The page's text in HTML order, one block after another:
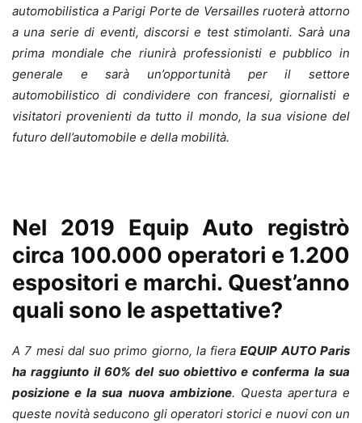
automobilistica a Parigi Porte de Versailles ruoterà attorno
a una serie di eventi, discorsi e test stimolanti. Sarà una
prima mondiale che riunirà professionisti e pubblico in
generale e sarà un’opportunità per il settore
automobilistico di condividere con francesi, giornalisti e
visitatori provenienti da tutto il mondo, la sua visione del
futuro dell’automobile e della mobilità.
Nel 2019 Equip Auto registrò
circa 100.000 operatori e 1.200
espositori e marchi. Quest’anno
quali sono le aspettative?
A 7 mesi dal suo primo giorno, la fieraEQUIP AUTO Paris
ha raggiunto il 60% del suo obiettivo e conferma la sua
posizione e la sua nuova ambizione. Questa apertura e
queste novità seducono gli operatori storici e nuovi con un